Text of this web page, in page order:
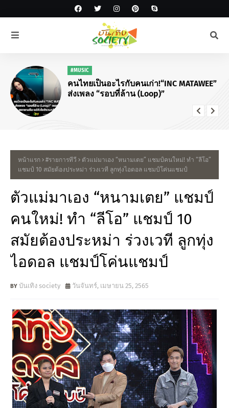
#MUSIC
คนไทยเป็นอะไรกับคนเก่า!“INC MATAWEE”
ส่งเพลง “รอบที่ล้าน (Loop)”
หน้าแรก #รายการทีวี
ตัวแม่มาเอง “หนามเตย” แชมป์คนใหม่! ทำ “ลีโอ”
แชมป์ 10 สมัยต้องประหม่า ร่วงเวที ลูกทุ่งไอดอล แชมป์โค่นแชมป์
ตัวแม่มาเอง “หนามเตย” แชมป์
คนใหม่! ทำ “ลีโอ” แชมป์ 10
สมัยต้องประหม่า ร่วงเวที ลูกทุ่ง
ไอดอล แชมป์โค่นแชมป์
บันเทิง society วันจันทร์, เมษายน 25, 2565